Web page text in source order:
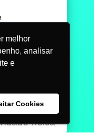
melhor
analisar
e
Cookies
que
física
suas
física